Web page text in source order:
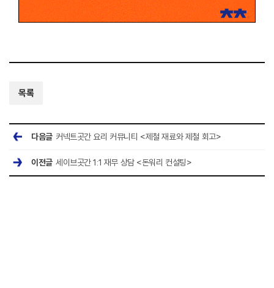
목록
다음글 커넥트곳간 요리 커뮤니티 <제철 재료와 제철 회고>
이전글 세이브곳간 1:1 재무 상담 <돈워리 컨설팅>